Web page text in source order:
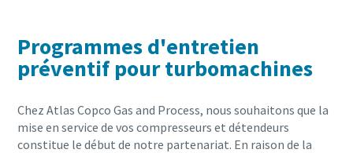
Programmes d'entretien
préventif pour turbomachines
Chez Atlas Copco Gas and Process, nous souhaitons que la
mise en service de vos compresseurs et détendeurs
constitue le début de notre partenariat. En raison de la